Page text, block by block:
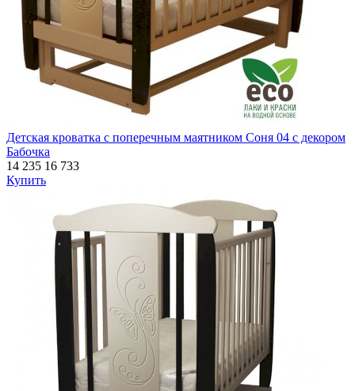
Детская кроватка с поперечным маятником Соня 04 с декором
Бабочка
14 235 16 733
Купить